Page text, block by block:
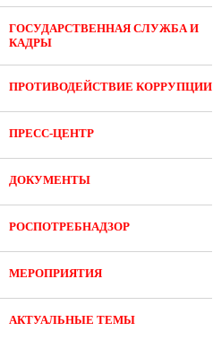
ГОСУДАРСТВЕННАЯ СЛУЖБА И
КАДРЫ
ПРОТИВОДЕЙСТВИЕ КОРРУПЦИИ
ПРЕСС-ЦЕНТР
ДОКУМЕНТЫ
РОСПОТРЕБНАДЗОР
МЕРОПРИЯТИЯ
АКТУАЛЬНЫЕ ТЕМЫ